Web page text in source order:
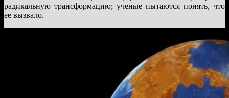
радикальную трансформацию; ученые пытаются понять, что
ее вызвало.